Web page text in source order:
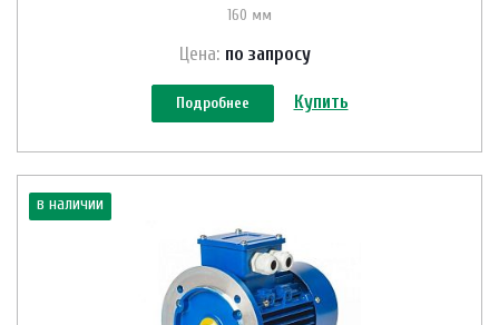
160 мм
Цена: по запросу
Подробнее Купить
в наличии